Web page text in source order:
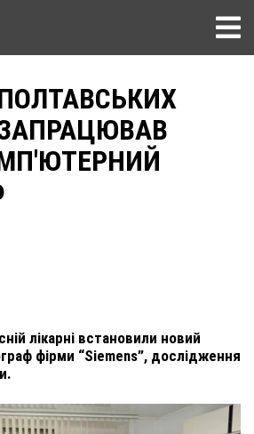
лікарні встановили новий
фірми “Siemens”, дослідження